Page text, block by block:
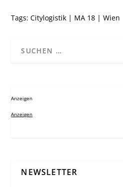
Tags:Citylogistik | MA 18 |Wien
Anzeigen
Anzeigen
NEWSLETTER